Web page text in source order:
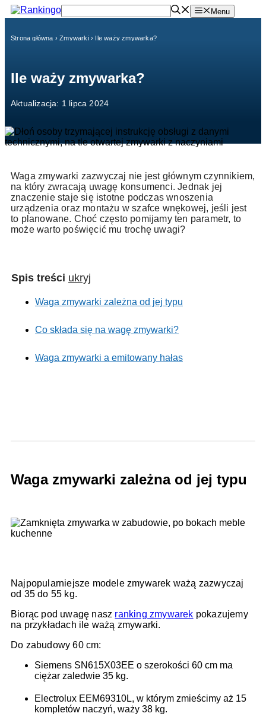
Przejdź
do
Menu
Strona główna ›Zmywarki› Ile waży zmywarka?
Ile waży zmywarka?
Aktualizacja: 1 lipca 2024
Waga zmywarki zazwyczaj nie jest głównym czynnikiem,
na który zwracają uwagę konsumenci. Jednak jej
znaczenie staje się istotne podczas wnoszenia
urządzenia oraz montażu w szafce wnękowej, jeśli jest
to planowane. Choć często pomijamy ten parametr, to
może warto poświęcić mu trochę uwagi?
Spis treści ukryj
Waga zmywarki zależna od jej typu
Co składa się na wagę zmywarki?
Waga zmywarki a emitowany hałas
Waga zmywarki zależna od jej typu
Najpopularniejsze modele zmywarek ważą zazwyczaj
od 35 do 55 kg.
Biorąc pod uwagę nasz ranking zmywarek pokazujemy
na przykładach ile ważą zmywarki.
Do zabudowy 60 cm:
Siemens SN615X03EE o szerokości 60 cm ma
ciężar zaledwie 35 kg.
Electrolux EEM69310L, w którym zmieścimy aż 15
kompletów naczyń, waży 38 kg.